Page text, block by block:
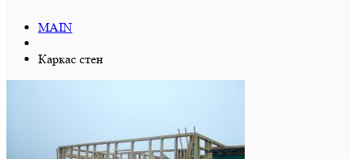
MAIN
Каркас стен